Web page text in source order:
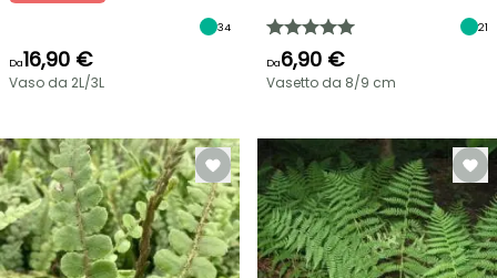
34
Da16,90 €
Vaso da 2L/3L
21
Da6,90 €
Vasetto da 8/9 cm